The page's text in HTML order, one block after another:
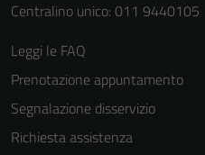
Centralino unico: 011 9440105
Leggi le FAQ
Prenotazione appuntamento
Segnalazione disservizio
Richiesta assistenza